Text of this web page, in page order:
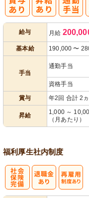
給与 月給
基本給 190,000 〜
手当
通勤手当
資格手当
賞与
年2回 合計 2
昇給
1,000 ～
（月あたり）
福利厚生社内制度